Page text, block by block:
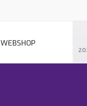
WEBSHOP